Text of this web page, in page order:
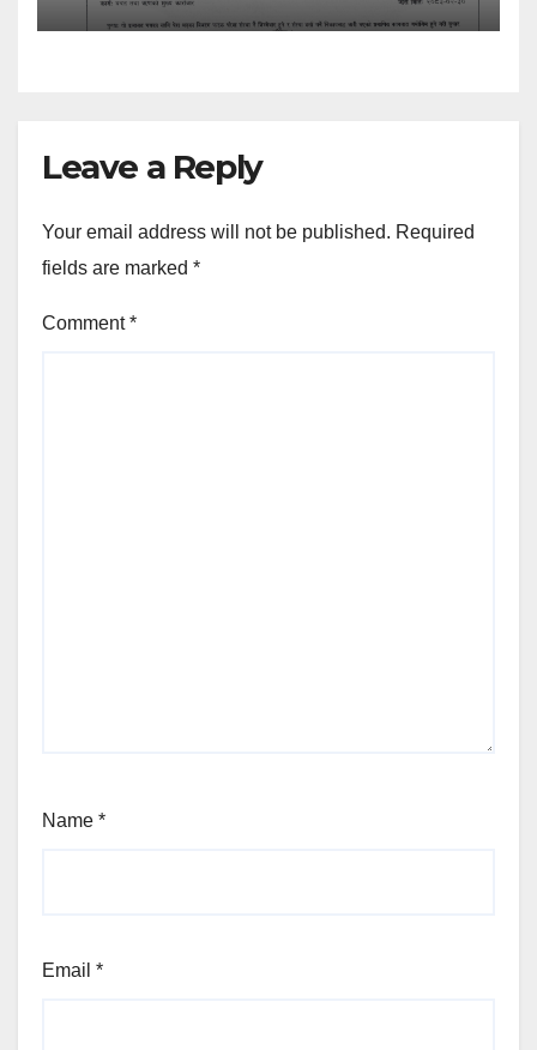
Leave a Reply
Your email address will not be published. Required
fields are marked *
Comment*
Name *
Email *